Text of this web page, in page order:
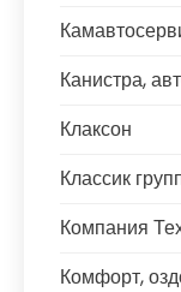
Канистра,
Клаксон
Классик
Компания
Комфорт,